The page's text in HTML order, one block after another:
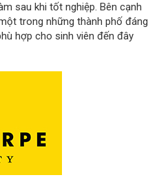
sau khi tốt nghiệp. Bên cạnh
trong những thành phố đáng
hợp cho sinh viên đến đây